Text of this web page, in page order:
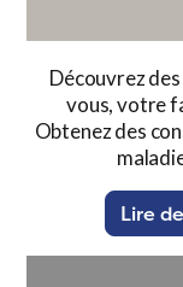
Découvrez
vous, votre
Obtenez des
Lire